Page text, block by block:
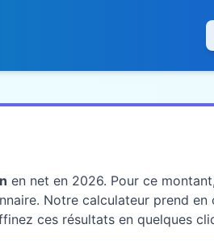
en net en 2026. Pour ce
Notre calculateur prend
ces résultats en quelques